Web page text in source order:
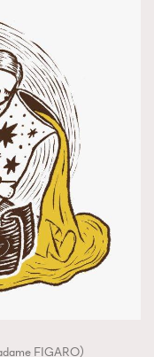
FIGARO）